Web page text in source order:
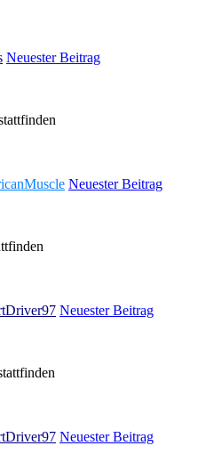
Neuester Beitrag
Neuester Beitrag
Neuester Beitrag
Neuester Beitrag